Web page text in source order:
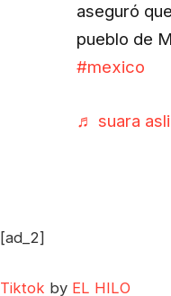
aseguró
pueblo de
#mexico
♬ suara asli
[ad_2]
Tiktok by EL HILO